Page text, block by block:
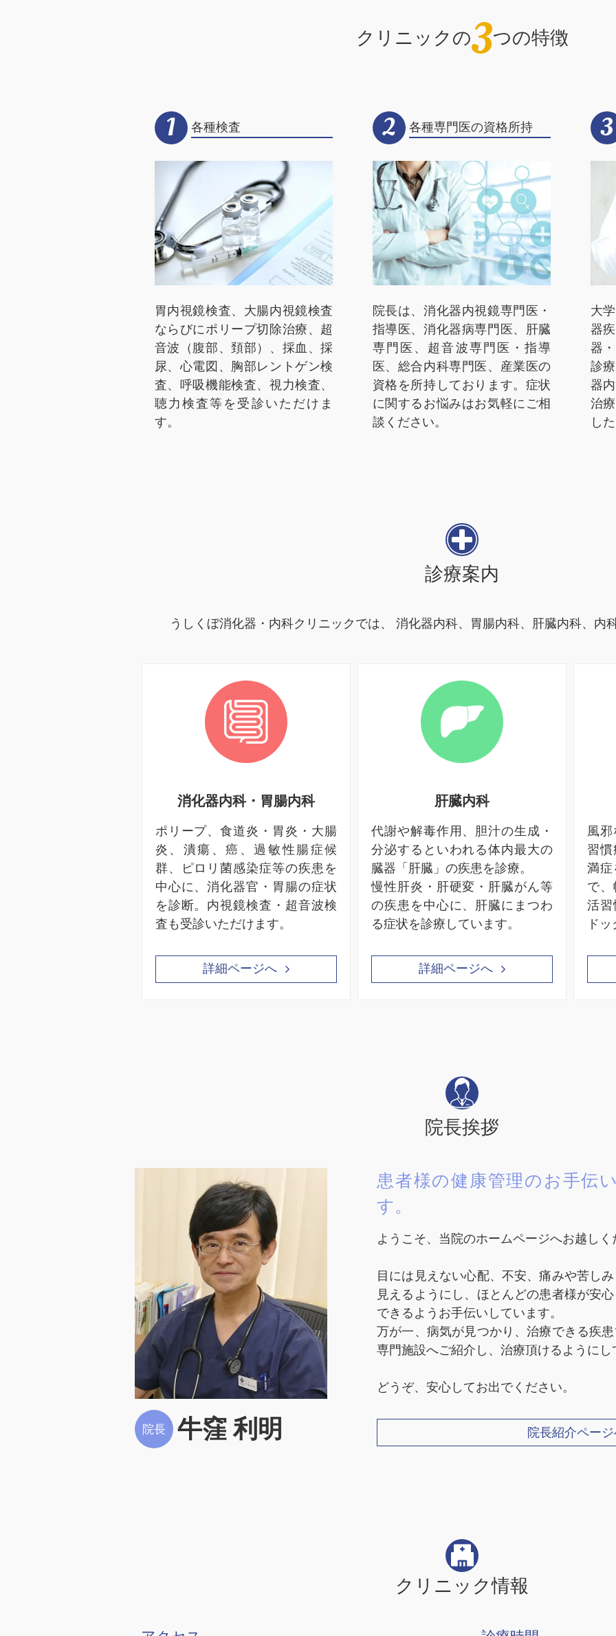
クリニックの3つの特徴
1 各種検査
胃内視鏡検査、大腸内視鏡検査
ならびにポリープ切除治療、超
音波（腹部、頚部）、採血、採
尿、心電図、胸部レントゲン検
査、呼吸機能検査、視力検査、
聴力検査等を受診いただけま
す。
2 各種専門医の資格所持
院長は、消化器内視鏡専門医・
指導医、消化器病専門医、肝臓
専門医、超音波専門医・指導
医、総合内科専門医、産業医の
資格を所持しております。症状
に関するお悩みはお気軽にご相
談ください。
3
大
器
器
診
器
治
した
診療案内
うしくぼ消化器・内科クリニックでは、 消化器内科、胃腸内科、肝臓内科、内
消化器内科・胃腸内科
ポリープ、食道炎・胃炎・大腸
炎、潰瘍、癌、過敏性腸症候
群、ピロリ菌感染症等の疾患を
中心に、消化器官・胃腸の症状
を診断。内視鏡検査・超音波検
査も受診いただけます。
詳細ページへ
肝臓内科
代謝や解毒作用、胆汁の生成・
分泌するといわれる体内最大の
臓器「肝臓」の疾患を診療。
慢性肝炎・肝硬変・肝臓がん等
の疾患を中心に、肝臓にまつわ
る症状を診療しています。
詳細ページへ
風
習
満症
で
活習
ド
院長挨拶
院長 牛窪 利明
患者様の健康管理のお手伝
す。
ようこそ、当院のホームページへお越しく
目には見えない心配、不安、痛みや苦し
見えるようにし、ほとんどの患者様が安
できるようお手伝いしています。
万が一、病気が見つかり、治療できる疾
専門施設へご紹介し、治療頂けるようにし
どうぞ、安心してお出でください。
院長紹介ペー
クリニック情報